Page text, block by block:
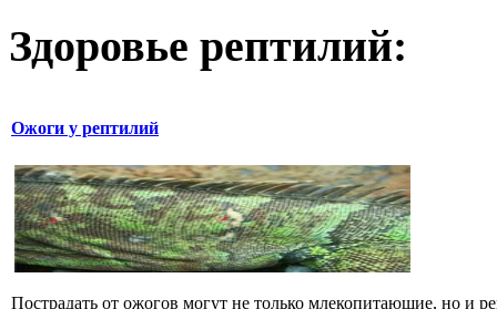
Здоровье рептилий:
Ожоги у рептилий
Пострадать от ожогов могут не только млекопитающие, но и